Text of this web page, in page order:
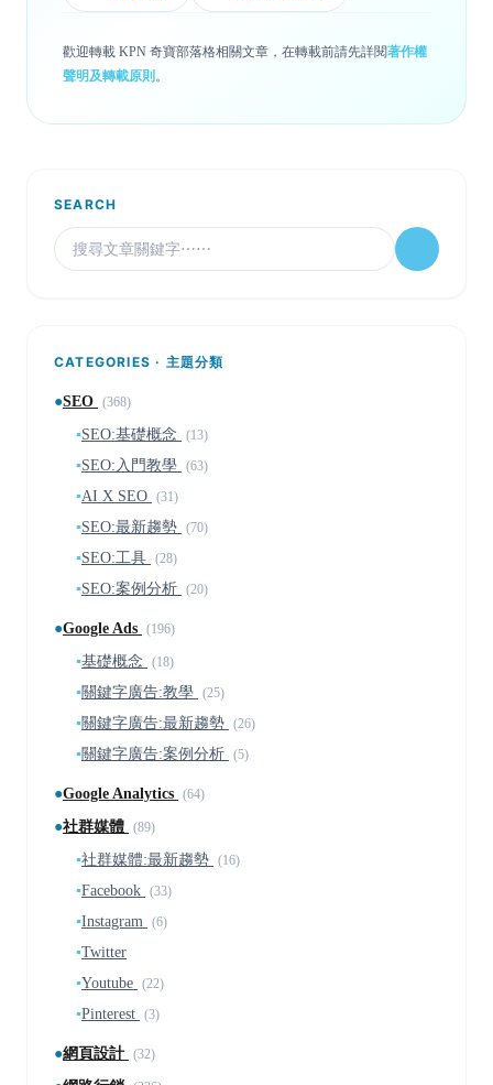
歡迎轉載 KPN 奇寶部落格相關文章，在轉載前請先詳閱著作權
聲明及轉載原則 。
SEARCH
CATEGORIES · 主題分類
●SEO (368)
▪SEO:基礎概念 (13)
▪SEO:入門教學 (63)
▪AI X SEO (31)
▪SEO:最新趨勢 (70)
▪SEO:工具 (28)
▪SEO:案例分析 (20)
●Google Ads (196)
▪基礎概念 (18)
▪關鍵字廣告:教學 (25)
▪關鍵字廣告:最新趨勢 (26)
▪關鍵字廣告:案例分析 (5)
●Google Analytics (64)
●社群媒體 (89)
▪社群媒體:最新趨勢 (16)
▪Facebook (33)
▪Instagram (6)
▪Twitter
▪Youtube (22)
▪Pinterest (3)
●網頁設計 (32)